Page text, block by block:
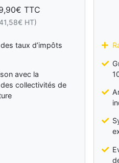
€ TTC
€ HT)
taux d’impôts
avec la
collectivités de